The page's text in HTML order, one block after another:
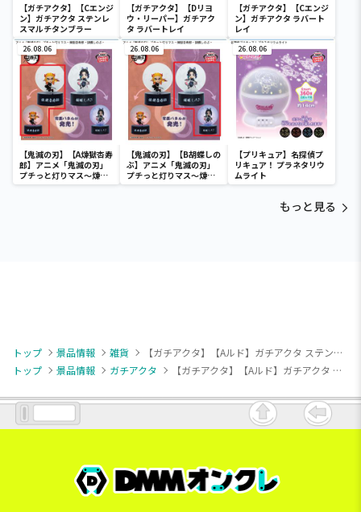
【ガチアクタ】【Cエンジ
ン】ガチアクタ ステンレ
スマルチタンブラー
【ガチアクタ】【Dリヨ
ウ・リーパー】ガチアク
タ ラバートレイ
【ガチアクタ】【Cエンジ
ン】ガチアクタ ラバート
レイ
26.08.06
【鬼滅の刃】【A煉獄杏寿
郎】アニメ「鬼滅の刃」
プチっと灯りマス～煉獄
杏寿郎・胡蝶しのぶ～
26.08.06
【鬼滅の刃】【B胡蝶しの
ぶ】アニメ「鬼滅の刃」
プチっと灯りマス～煉獄
杏寿郎・胡蝶しのぶ～
26.08.06
【プリキュア】名探偵プ
リキュア！ プラネタリウ
ムライト
もっと見る
トップ 景品情報 雑貨
【ガチアクタ】【Aルド】ガチアクタ ステンレスマルチタンブラー
トップ
景品情報 ガチアクタ 【ガチアクタ】【Aルド】ガチアクタ ステンレスマルチタンブラー